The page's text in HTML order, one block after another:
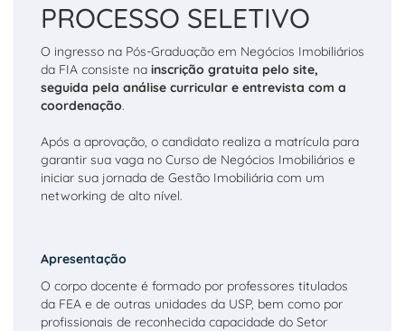
PROCESSO SELETIVO
O ingresso na Pós-Graduação em Negócios Imobiliários
da FIA consiste na inscrição gratuita pelo site,
seguida pela análise curricular e entrevista com a
coordenação.
Após a aprovação, o candidato realiza a matrícula para
garantir sua vaga no Curso de Negócios Imobiliários e
iniciar sua jornada de Gestão Imobiliária com um
networking de alto nível.
Apresentação
O corpo docente é formado por professores titulados
da FEA e de outras unidades da USP, bem como por
profissionais de reconhecida capacidade do Setor